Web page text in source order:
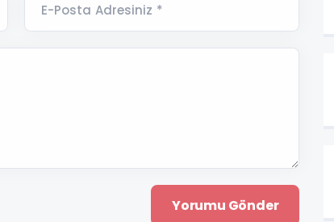
E-Posta Adresiniz *